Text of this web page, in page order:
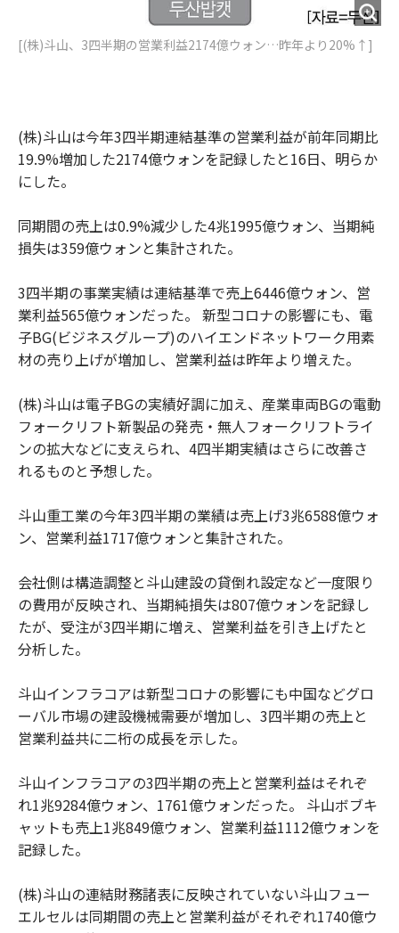
[(株)斗山、3四半期の営業利益2174億ウォン…昨年より20%↑]
(株)斗山は今年3四半期連結基準の営業利益が前年同期比
19.9%増加した2174億ウォンを記録したと16日、明らか
にした。
同期間の売上は0.9%減少した4兆1995億ウォン、当期純
損失は359億ウォンと集計された。
3四半期の事業実績は連結基準で売上6446億ウォン、営
業利益565億ウォンだった。 新型コロナの影響にも、電
子BG(ビジネスグループ)のハイエンドネットワーク用素
材の売り上げが増加し、営業利益は昨年より増えた。
(株)斗山は電子BGの実績好調に加え、産業車両BGの電動
フォークリフト新製品の発売・無人フォークリフトライ
ンの拡大などに支えられ、4四半期実績はさらに改善さ
れるものと予想した。
斗山重工業の今年3四半期の業績は売上げ3兆6588億ウォ
ン、営業利益1717億ウォンと集計された。
会社側は構造調整と斗山建設の貸倒れ設定など一度限り
の費用が反映され、当期純損失は807億ウォンを記録し
たが、受注が3四半期に増え、営業利益を引き上げたと
分析した。
斗山インフラコアは新型コロナの影響にも中国などグロ
ーバル市場の建設機械需要が増加し、3四半期の売上と
営業利益共に二桁の成長を示した。
斗山インフラコアの3四半期の売上と営業利益はそれぞ
れ1兆9284億ウォン、1761億ウォンだった。 斗山ボブキ
ャットも売上1兆849億ウォン、営業利益1112億ウォンを
記録した。
(株)斗山の連結財務諸表に反映されていない斗山フュー
エルセルは同期間の売上と営業利益がそれぞれ1740億ウ